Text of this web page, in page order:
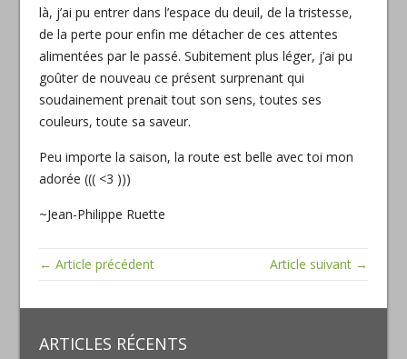
là, j’ai pu entrer dans l’espace du deuil, de la tristesse,
de la perte pour enfin me détacher de ces attentes
alimentées par le passé. Subitement plus léger, j’ai pu
goûter de nouveau ce présent surprenant qui
soudainement prenait tout son sens, toutes ses
couleurs, toute sa saveur.
Peu importe la saison, la route est belle avec toi mon
adorée ((( <3 )))
~Jean-Philippe Ruette
← Article précédent Article suivant →
ARTICLES RÉCENTS